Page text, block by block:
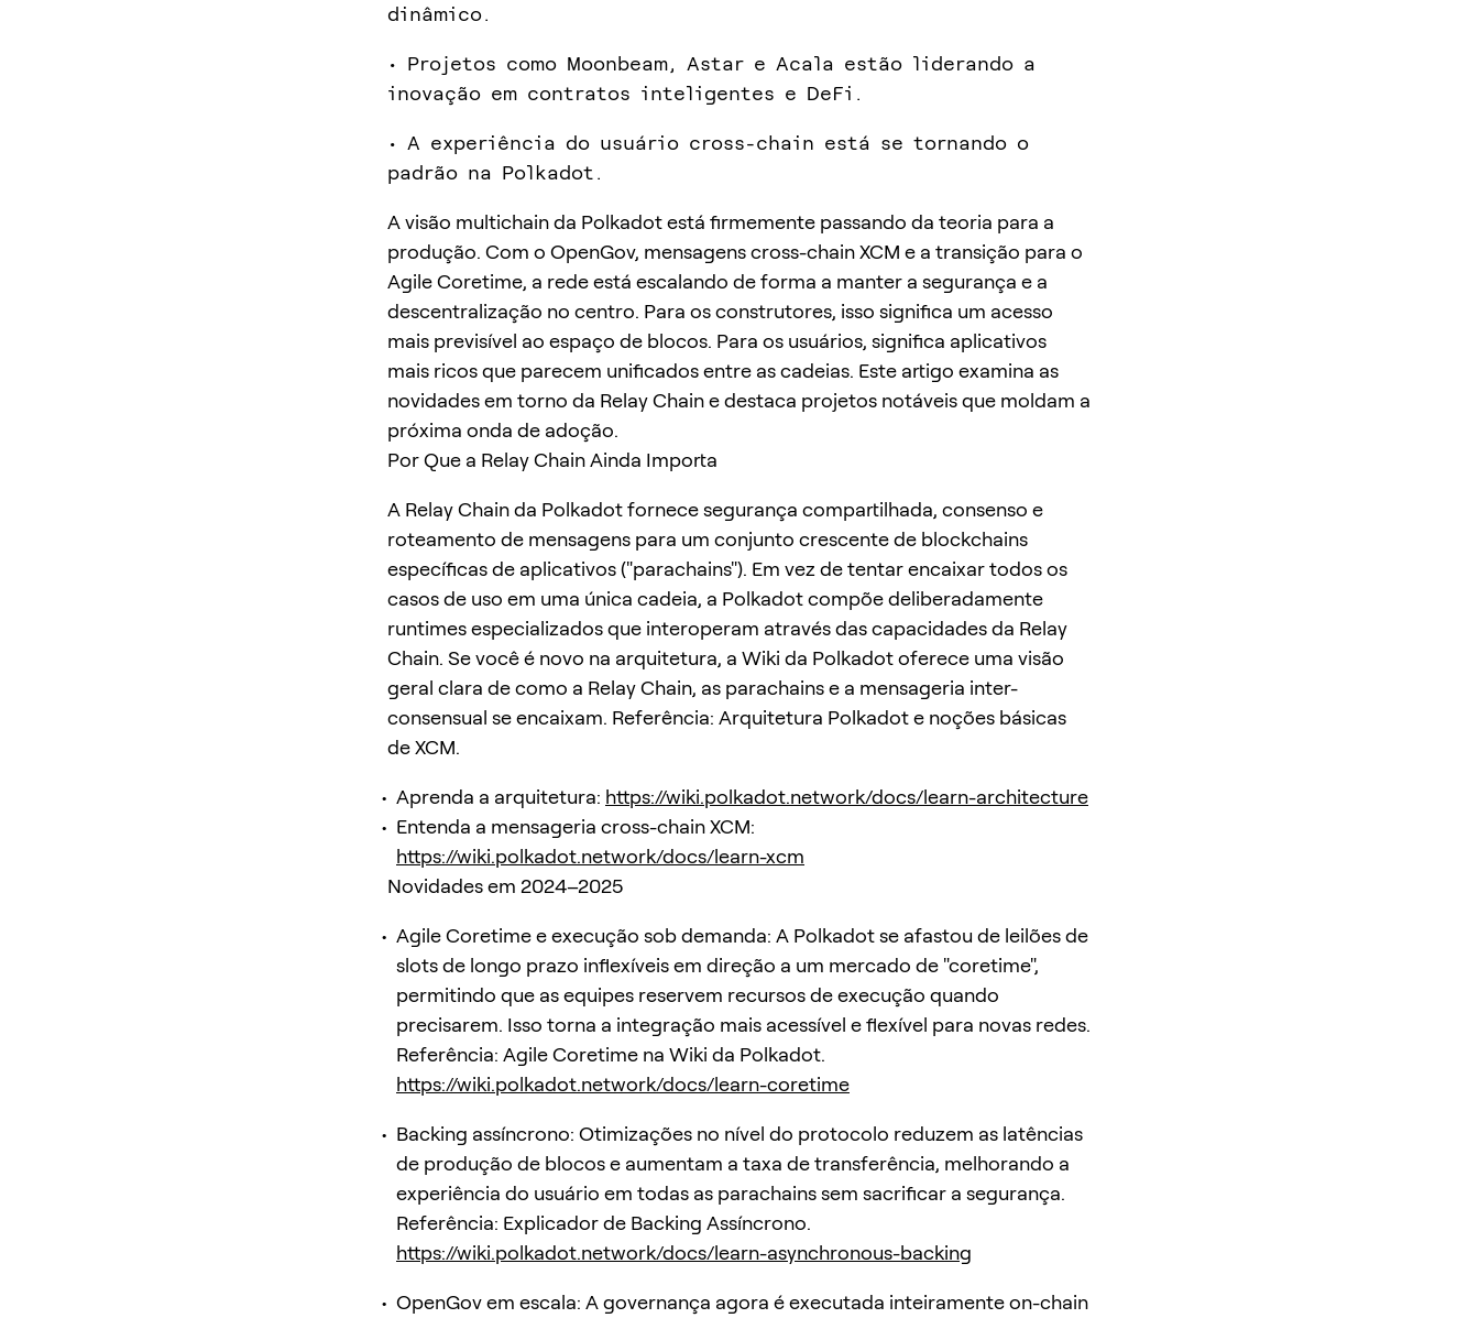
dinâmico.
• Projetos como Moonbeam, Astar e Acala estão liderando a
inovação em contratos inteligentes e DeFi.
• A experiência do usuário cross-chain está se tornando o
padrão na Polkadot.
A visão multichain da Polkadot está firmemente passando da teoria para a
produção. Com o OpenGov, mensagens cross-chain XCM e a transição para o
Agile Coretime, a rede está escalando de forma a manter a segurança e a
descentralização no centro. Para os construtores, isso significa um acesso
mais previsível ao espaço de blocos. Para os usuários, significa aplicativos
mais ricos que parecem unificados entre as cadeias. Este artigo examina as
novidades em torno da Relay Chain e destaca projetos notáveis que moldam a
próxima onda de adoção.
Por Que a Relay Chain Ainda Importa
A Relay Chain da Polkadot fornece segurança compartilhada, consenso e
roteamento de mensagens para um conjunto crescente de blockchains
específicas de aplicativos ("parachains"). Em vez de tentar encaixar todos os
casos de uso em uma única cadeia, a Polkadot compõe deliberadamente
runtimes especializados que interoperam através das capacidades da Relay
Chain. Se você é novo na arquitetura, a Wiki da Polkadot oferece uma visão
geral clara de como a Relay Chain, as parachains e a mensageria inter-
consensual se encaixam. Referência: Arquitetura Polkadot e noções básicas
de XCM.
Aprenda a arquitetura: https://wiki.polkadot.network/docs/learn-architecture
Entenda a mensageria cross-chain XCM:
https://wiki.polkadot.network/docs/learn-xcm
Novidades em 2024–2025
Agile Coretime e execução sob demanda: A Polkadot se afastou de leilões de
slots de longo prazo inflexíveis em direção a um mercado de "coretime",
permitindo que as equipes reservem recursos de execução quando
precisarem. Isso torna a integração mais acessível e flexível para novas redes.
Referência: Agile Coretime na Wiki da Polkadot.
https://wiki.polkadot.network/docs/learn-coretime
Backing assíncrono: Otimizações no nível do protocolo reduzem as latências
de produção de blocos e aumentam a taxa de transferência, melhorando a
experiência do usuário em todas as parachains sem sacrificar a segurança.
Referência: Explicador de Backing Assíncrono.
https://wiki.polkadot.network/docs/learn-asynchronous-backing
OpenGov em escala: A governança agora é executada inteiramente on-chain